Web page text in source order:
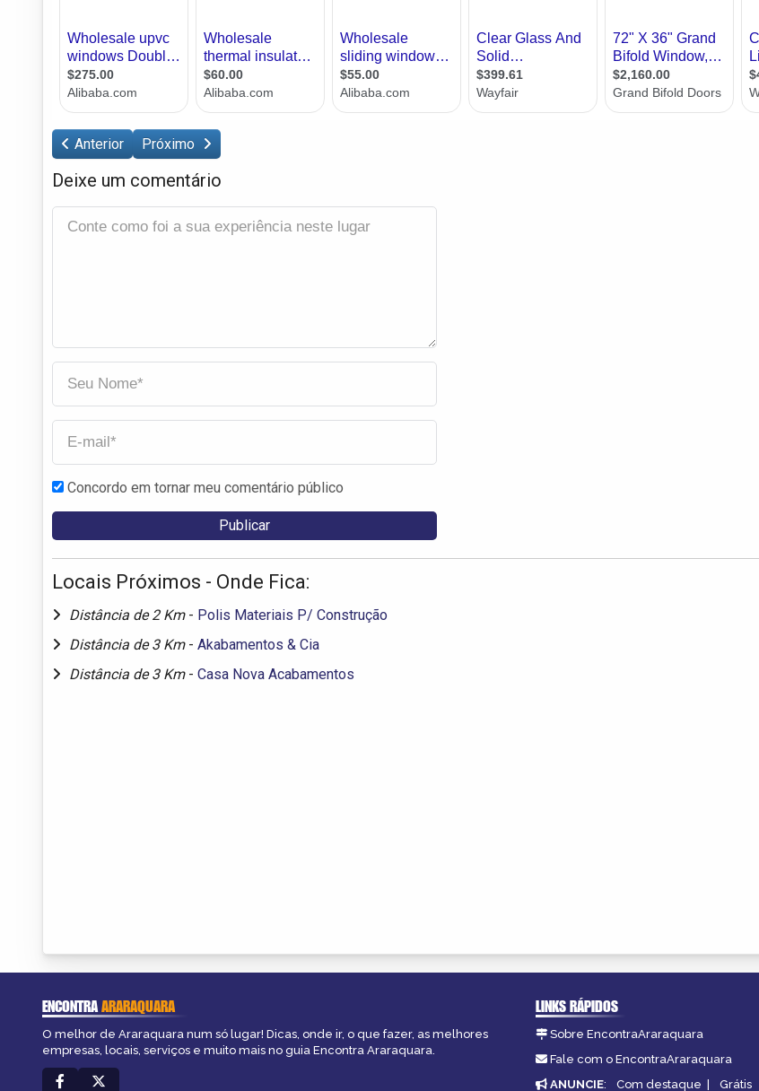
Anterior Próximo
Deixe um comentário
Concordo em tornar meu comentário público
Locais Próximos - Onde Fica:
Distância de 2 Km - Polis Materiais P/ Construção
Distância de 3 Km - Akabamentos & Cia
Distância de 3 Km - Casa Nova Acabamentos
ENCONTRAARARAQUARA
O melhor de Araraquara num só lugar! Dicas, onde ir, o que fazer, as melhores
empresas, locais, serviços e muito mais no guia Encontra Araraquara.
LINKS RÁPIDOS
Sobre EncontraAraraquara
Fale com o EncontraAraraquara
ANUNCIE: Com destaque | Grátis